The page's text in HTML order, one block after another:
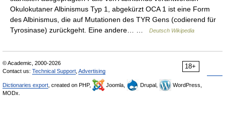
Okulokutaner Albinismus Typ 1, abgekürzt OCA 1 ist eine Form
des Albinismus, die auf Mutationen des TYR Gens (codierend für
Tyrosinase) zurückgeht. Eine andere… …
Deutsch Wikipedia
18+
© Academic, 2000-2026
Contact us: Technical Support Advertising
Dictionaries export , created on PHP, Joomla, Drupal,
WordPress,
MODx.